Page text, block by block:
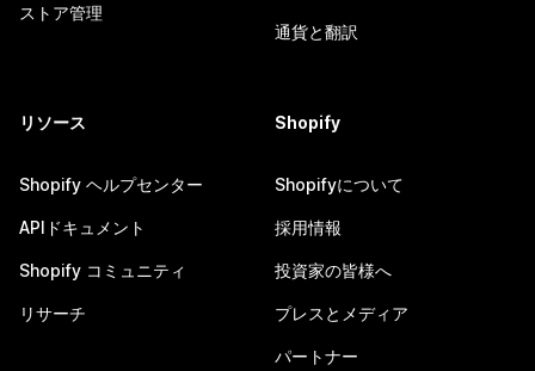
ストア管理
通貨と翻訳
リソース
Shopify ヘルプセンター
APIドキュメント
Shopify コミュニティ
リサーチ
Shopify
Shopifyについて
採用情報
投資家の皆様へ
プレスとメディア
パートナー